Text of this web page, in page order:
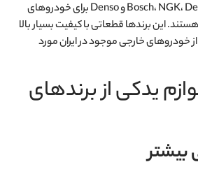
برندهای خارجی مانند Bosch، NGK، Delphi و Denso برای خودروهای
این برندها قطعاتی با کیفیت بسیار بالا
خودروهای خارجی موجود در ایران مورد
یدکی از برندهای
بیشتر